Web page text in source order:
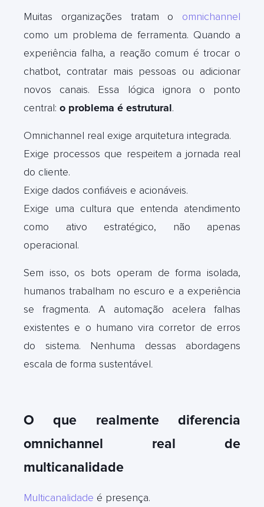
Muitas organizações tratam o omnichannel
como um problema de ferramenta. Quando a
experiência falha, a reação comum é trocar o
chatbot, contratar mais pessoas ou adicionar
novos canais. Essa lógica ignora o ponto
central: o problema é estrutural.
Omnichannel real exige arquitetura integrada.
Exige processos que respeitem a jornada real
do cliente.
Exige dados confiáveis e acionáveis.
Exige uma cultura que entenda atendimento
como ativo estratégico, não apenas
operacional.
Sem isso, os bots operam de forma isolada,
humanos trabalham no escuro e a experiência
se fragmenta. A automação acelera falhas
existentes e o humano vira corretor de erros
do sistema. Nenhuma dessas abordagens
escala de forma sustentável.
O que realmente diferencia
omnichannel real de
multicanalidade
Multicanalidade é presença.